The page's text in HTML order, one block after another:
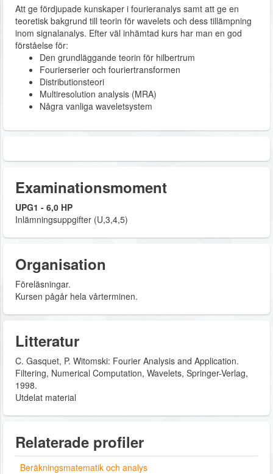
Att ge fördjupade kunskaper i fourieranalys samt att ge en
teoretisk bakgrund till teorin för wavelets och dess tillämpning
inom signalanalys. Efter väl inhämtad kurs har man en god
förståelse för:
Den grundläggande teorin för hilbertrum
Fourierserier och fouriertransformen
Distributionsteori
Multiresolution analysis (MRA)
Några vanliga waveletsystem
Examinationsmoment
UPG1 - 6,0 HP
Inlämningsuppgifter (U,3,4,5)
Organisation
Föreläsningar.
Kursen pågår hela vårterminen.
Litteratur
C. Gasquet, P. Witomski: Fourier Analysis and Application.
Filtering, Numerical Computation, Wavelets, Springer-Verlag,
1998.
Utdelat material
Relaterade profiler
Beräkningsmatematik och analys